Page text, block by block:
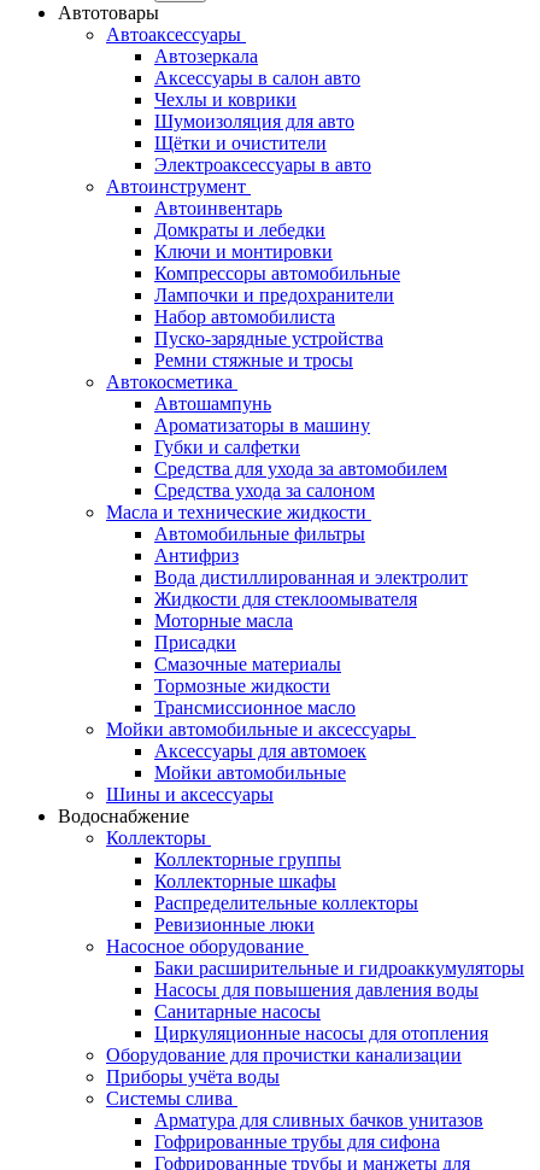
Автотовары
Автоаксессуары
Автозеркала
Аксессуары в салон авто
Чехлы и коврики
Шумоизоляция для авто
Щётки и очистители
Электроаксессуары в авто
Автоинструмент
Автоинвентарь
Домкраты и лебедки
Ключи и монтировки
Компрессоры автомобильные
Лампочки и предохранители
Набор автомобилиста
Пуско-зарядные устройства
Ремни стяжные и тросы
Автокосметика
Автошампунь
Ароматизаторы в машину
Губки и салфетки
Средства для ухода за автомобилем
Средства ухода за салоном
Масла и технические жидкости
Автомобильные фильтры
Антифриз
Вода дистиллированная и электролит
Жидкости для стеклоомывателя
Моторные масла
Присадки
Смазочные материалы
Тормозные жидкости
Трансмиссионное масло
Мойки автомобильные и аксессуары
Аксессуары для автомоек
Мойки автомобильные
Шины и аксессуары
Водоснабжение
Коллекторы
Коллекторные группы
Коллекторные шкафы
Распределительные коллекторы
Ревизионные люки
Насосное оборудование
Баки расширительные и гидроаккумуляторы
Насосы для повышения давления воды
Санитарные насосы
Циркуляционные насосы для отопления
Оборудование для прочистки канализации
Приборы учёта воды
Системы слива
Арматура для сливных бачков унитазов
Гофрированные трубы для сифона
Гофрированные трубы и манжеты для